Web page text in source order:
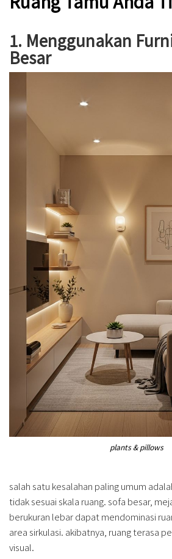
1. Menggunakan
Besar
plants & pillows
salah satu kesalahan paling umum
tidak sesuai skala ruang. sofa besar,
berukuran lebar dapat mendominasi
area sirkulasi. akibatnya, ruang terasa
visual.